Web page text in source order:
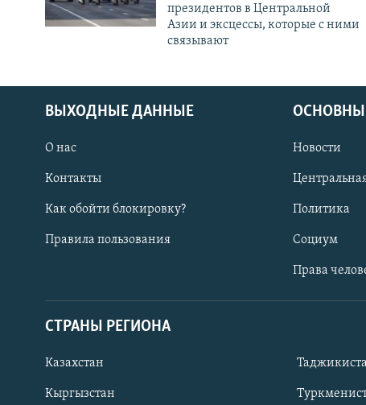
президентов в Центральной
Азии и эксцессы, которые с ними
связывают
ВЫХОДНЫЕ ДАННЫЕ
О нас
Контакты
Как обойти блокировку?
Правила пользования
Новости
Политика
Социум
Права
СТРАНЫ РЕГИОНА
Казахстан
Кыргызстан